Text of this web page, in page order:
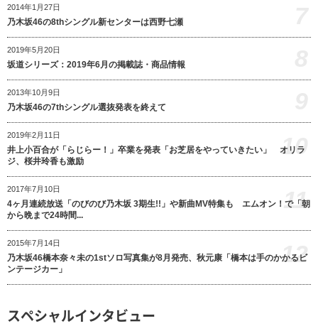
2014年1月27日
乃木坂46の8thシングル新センターは西野七瀬
2019年5月20日
坂道シリーズ：2019年6月の掲載誌・商品情報
2013年10月9日
乃木坂46の7thシングル選抜発表を終えて
2019年2月11日
井上小百合が「らじらー！」卒業を発表「お芝居をやっていきたい」 オリラ
ジ、桜井玲香も激励
10
2017年7月10日
4ヶ月連続放送「のびのび乃木坂 3期生!!」や新曲MV特集も エムオン！で「朝
から晩まで24時間...
11
2015年7月14日
乃木坂46橋本奈々未の1stソロ写真集が8月発売、秋元康「橋本は手のかかるビ
ンテージカー」
12
スペシャルインタビュー